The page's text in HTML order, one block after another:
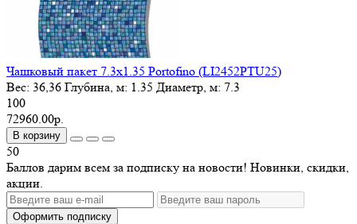
Чашковый пакет 7.3х1.35 Portofino (LI2452PTU25)
Вес: 36,36 Глубина, м: 1.35 Диаметр, м: 7.3
100
72960.00р.
В корзину
50
Баллов дарим всем за подписку на новости! Новинки, скидки,
акции.
Оформить подписку